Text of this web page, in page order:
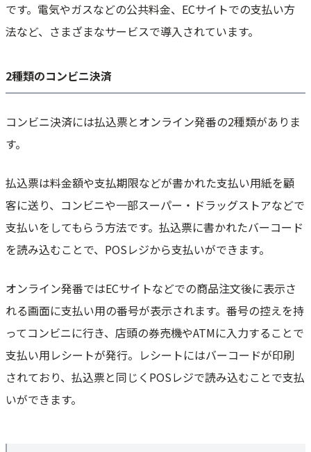
セキュリティ対策とサポート体制
導入・運用にかかるコスト
おすすめのコンビニ決済代行サービス比較6選
おすすめコンビニ決済代行サービスの比較表
サブスクペイ - サブスク管理シェア獲得 No.1 継続課金/月謝集金に特化/
最安水準2.5%~/教室&サブスク向け
VeriTrans4G - 30種の決済を一括導入/サブスク/後払い/集金代行/スクー
ル&ECおすすめ
会費ペイ - 初期月額0円/スクール/フィットネスジム/協会おすすめ/カー
です。電気やガスなどの公共料金、ECサイトでの支払い方
法など、さまざまなサービスで導入されています。
2種類のコンビニ決済
コンビニ決済には払込票とオンライン発番の2種類がありま
す。
払込票は料金額や支払期限などが書かれた支払い用紙を顧
客に送り、コンビニや一部スーパー・ドラッグストアなどで
支払いをしてもらう方法です。払込票に書かれたバーコード
を読み込むことで、POSレジから支払いができます。
オンライン発番ではECサイトなどでの商品注文後に表示さ
れる画面に支払い用の番号が表示されます。番号の控えを持
ってコンビニに行き、店頭の券売機やATMに入力することで
支払い用レシートが発行。レシートにはバーコードが印刷
されており、払込票と同じくPOSレジで読み込むことで支払
いができます。